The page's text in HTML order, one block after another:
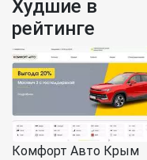
Худшие в
рейтинге
Комфорт Авто Крым